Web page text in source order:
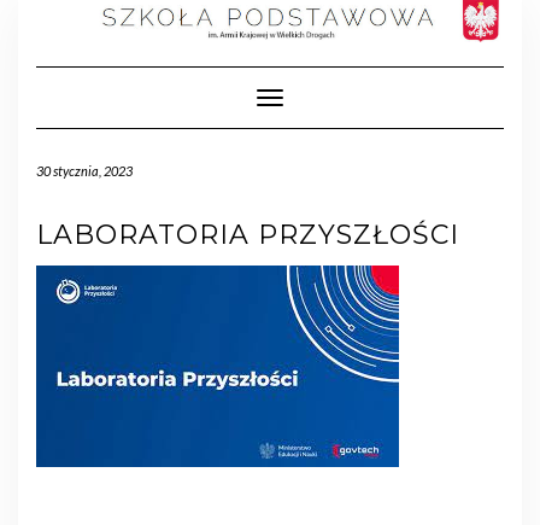
Toggle Navigation
30 stycznia, 2023
LABORATORIA PRZYSZŁOŚCI